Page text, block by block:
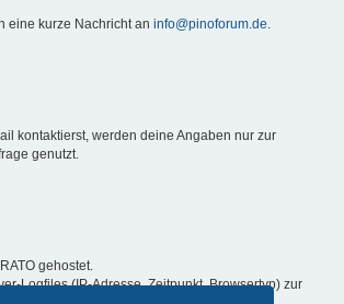
eine kurze Nachricht an info@pinoforum.de.
kontaktierst, werden deine Angaben nur zur
genutzt.
gehostet.
Logfiles (IP-Adresse, Zeitpunkt, Browsertyp) zur